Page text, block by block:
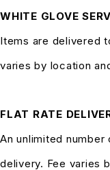
WHITE GLOVE
Items are delivered
varies by location
FLAT RATE
An unlimited
delivery. Fee varies